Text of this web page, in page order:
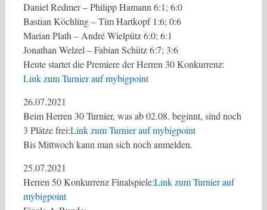
Daniel Redmer – Philipp Hamann 6:1; 6:0
Bastian Köchling – Tim Hartkopf 1:6; 0:6
Marian Plath – André Wielpütz 6:0; 6:1
Jonathan Welzel – Fabian Schütz 6:7; 3:6
Heute startet die Premiere der Herren 30 Konkurrenz:
Link zum Turnier auf mybigpoint
26.07.2021
Beim Herren 30 Turnier, was ab 02.08. beginnt, sind noch
3 Plätze frei:Link zum Turnier auf mybigpoint
Bis Mittwoch kann man sich noch anmelden.
25.07.2021
Herren 50 Konkurrenz Finalspiele:Link zum Turnier auf
mybigpoint